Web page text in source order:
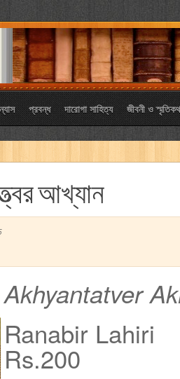
প্রবন্ধ দারোগা সাহিত্য জীবনী ও
আখ্যান
Akhyantatver
Ranabir Lahiri
Rs.200